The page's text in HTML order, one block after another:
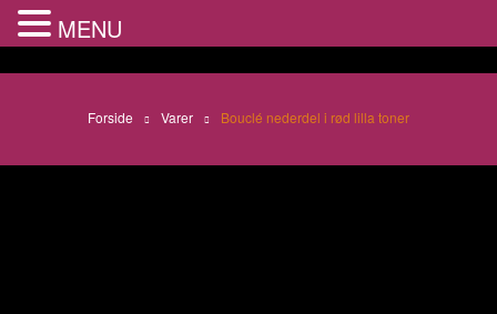
Forside Varer Bouclé nederdel i rød lilla toner
MENU